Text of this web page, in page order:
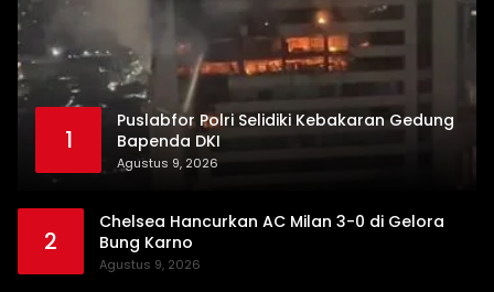
1
Puslabfor Polri Selidiki Kebakaran Gedung
Bapenda DKI
Agustus 9, 2026
2
Chelsea Hancurkan AC Milan 3-0 di Gelora
Bung Karno
Agustus 9, 2026